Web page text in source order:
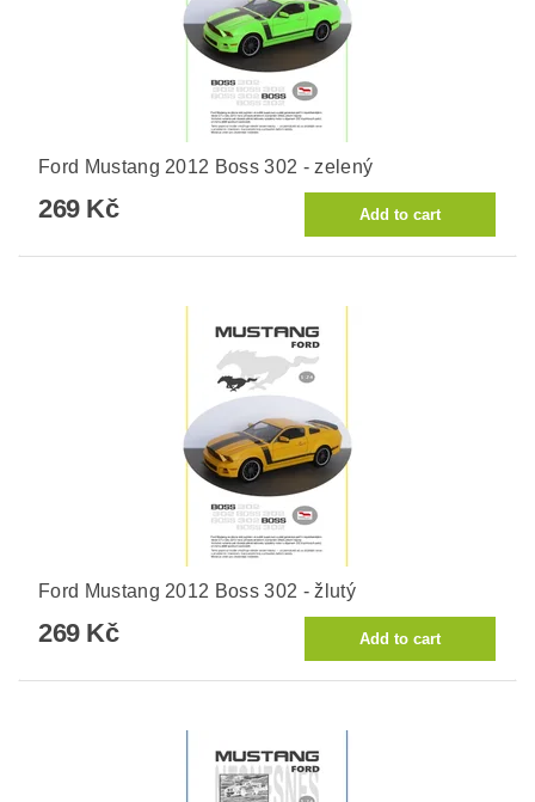
Ford Mustang 2012 Boss 302 - zelený
269 Kč
Ford Mustang 2012 Boss 302 - žlutý
269 Kč